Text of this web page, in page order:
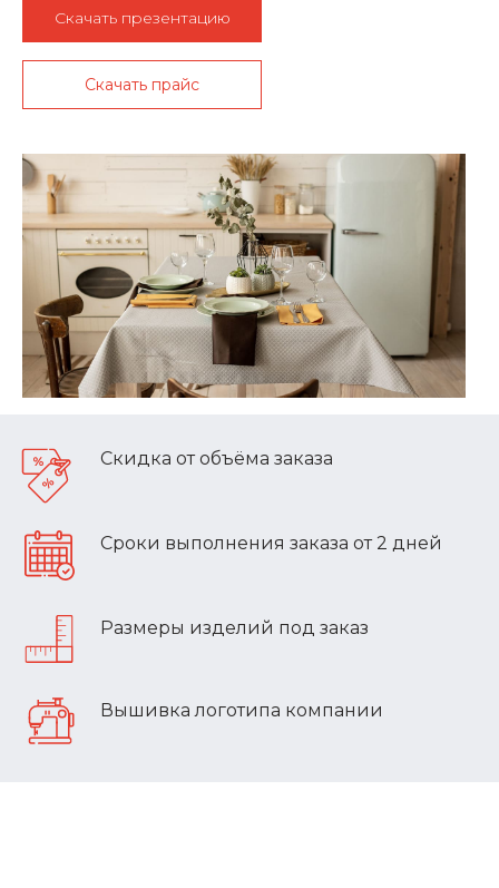
Скачать презентацию
Скачать прайс
Скидка от объёма заказа
Сроки выполнения заказа от 2 дней
Размеры изделий под заказ
Вышивка логотипа компании